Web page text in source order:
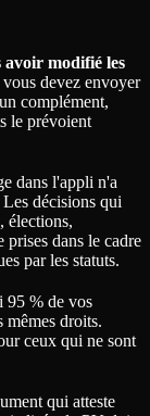
avoir modifié les
devez envoyer
complément,
le prévoient
dans l'appli n'a
décisions qui
élections,
dans le cadre
par les statuts.
95 % de vos
mêmes droits.
ceux qui ne sont
qui atteste